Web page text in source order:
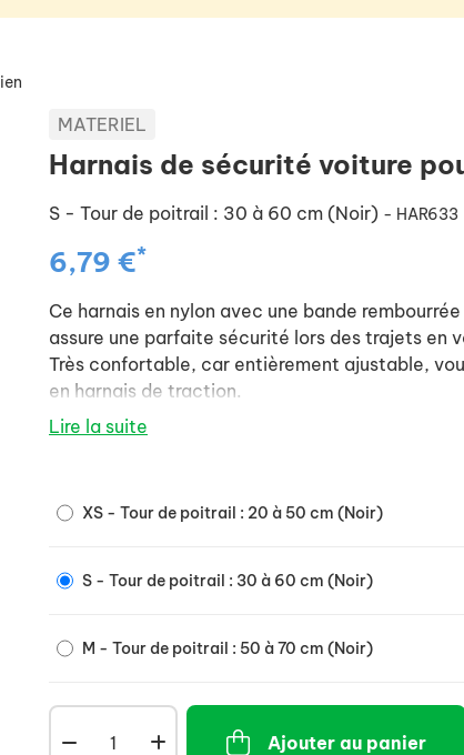
MATERIEL
Harnais de sécurité voiture
S - Tour de poitrail : 30 à 60 cm (Noir) - HAR633
6,79 €*
Ce harnais en nylon avec une bande
assure une parfaite sécurité lors des trajets en
Très confortable, car entièrement ajustable,
en harnais de traction.
Avec laisse courte entièrement réglable se
Lire la suite
XS - Tour de poitrail : 20 à 50 cm (Noir)
S - Tour de poitrail : 30 à 60 cm (Noir)
M - Tour de poitrail : 50 à 70 cm (Noir)
Ajouter au panier